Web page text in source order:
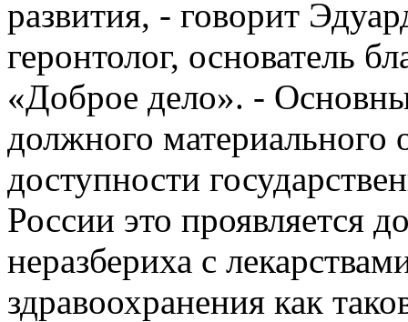
развития, - говорит
геронтолог, основатель
«Доброе дело». -
должного материального
доступности
России это проявляется
неразбериха с
здравоохранения как